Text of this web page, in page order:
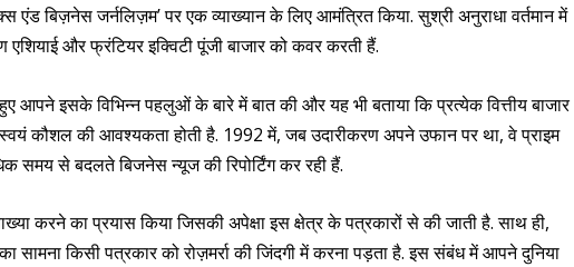
एंड बिज़नेस जर्नलिज़म’ पर एक व्याख्यान के लिए आमंत्रित किया. सुश्री अनुराधा वर्तमान में
एशियाई और फ्रंटियर इक्विटी पूंजी बाजार को कवर करती हैं.
आपने इसके विभिन्न पहलुओं के बारे में बात की और यह भी बताया कि प्रत्येक वित्तीय बाजार
कौशल की आवश्यकता होती है. 1992 में, जब उदारीकरण अपने उफान पर था, वे प्राइम
समय से बदलते बिजनेस न्यूज की रिपोर्टिंग कर रही हैं.
करने का प्रयास किया जिसकी अपेक्षा इस क्षेत्र के पत्रकारों से की जाती है. साथ ही,
सामना किसी पत्रकार को रोज़मर्रा की जिंदगी में करना पड़ता है. इस संबंध में आपने दुनिया